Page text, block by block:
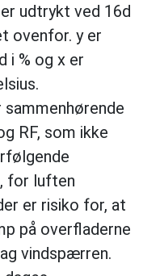
er udtrykt ved 16d
ovenfor. y er
i % og x er
RF, som ikke
for luften
er risiko for, at
på overfladerne
vindspærren.